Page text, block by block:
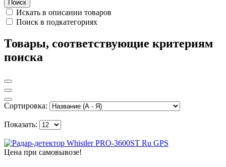
Искать в описании товаров
Поиск в подкатегориях
Товары, соответствующие критериям
поиска
Сортировка:
Показать:
Цена при самовывозе!